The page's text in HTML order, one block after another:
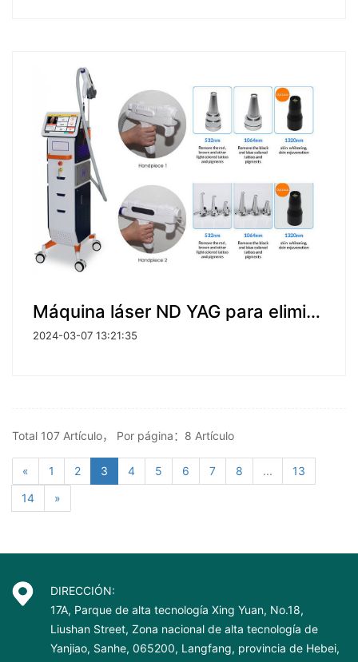
Máquina láser ND YAG para eliminar tatuajes
2024-03-07 13:21:35
Total 107 Artículo， Por página：8 Artículo
« 1 2 3 4 5 6 7 8 ...
13
14
»
DIRECCIÓN:
17A, Parque de alta tecnología Xing Yuan, No.18,
Liushan Street, Zona nacional de alta tecnología de
Yanjiao, Sanhe, 065200, Langfang, provincia de Hebei,